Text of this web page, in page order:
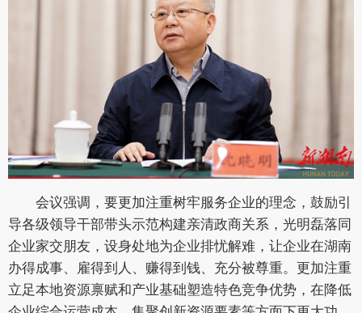
会议强调，要更加注重树牢服务企业的理念，鼓励引
导各级领导干部带头示范构建亲清政商关系，光明磊落同
企业家交朋友，设身处地为企业排忧解难，让企业在湖南
办得成事、雇得到人、赚得到钱、充分被尊重。更加注重
立足本地资源禀赋和产业基础塑造特色竞争优势，在降低